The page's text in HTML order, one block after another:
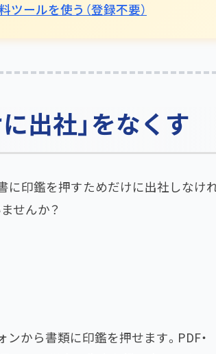
ツールを使う（登録不要）
出社」をなくす
に印鑑を押すためだけに出社しなけ
せんか？
から書類に印鑑を押せます。PDF・